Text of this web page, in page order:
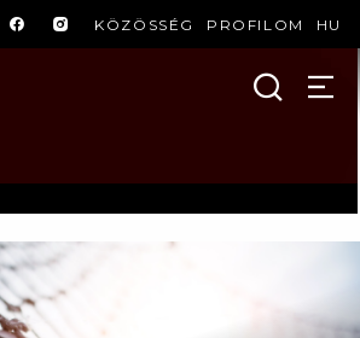
KÖZÖSSÉG PROFILOM HU